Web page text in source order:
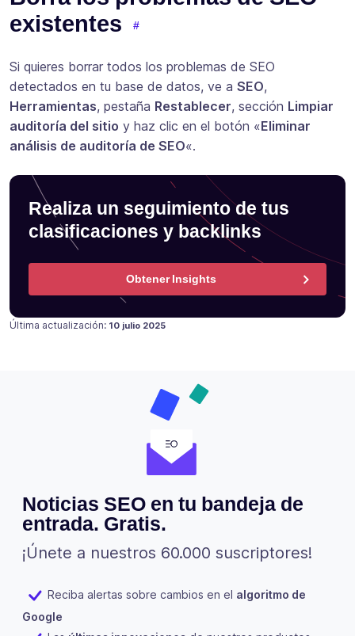
existentes
Si quieres borrar todos los problemas de SEO
detectados en tu base de datos, ve a SEO,
Herramientas, pestaña Restablecer, sección Limpiar
auditoría del sitio y haz clic en el botón «Eliminar
análisis de auditoría de SEO«.
Realiza un seguimiento de tus
clasificaciones y backlinks
Obtener Insights
Última actualización: Publicado en
2 octubre 2024
10 julio 2025
Noticias SEO en tu bandeja de
entrada. Gratis.
¡Únete a nuestros 60.000 suscriptores!
Reciba alertas sobre cambios en el algoritmo de
Google